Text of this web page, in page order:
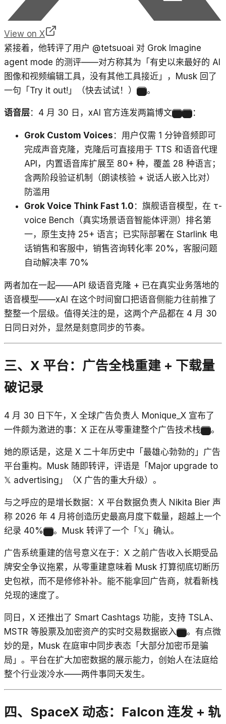
View on X
紧接着，他转评了用户 @tetsuoai 对 Grok Imagine
agent mode 的测评——对方称其为「有史以来最好的 AI
图像和视频编辑工具，没有其他工具接近」，Musk 回了
一句「Try it out!」（快去试试！）
。
语音层：4 月 30 日，xAI 官方连发两篇博文 ：
Grok Custom Voices ：用户仅需 1 分钟音频即可
完成声音克隆，克隆后可直接用于 TTS 和语音代理
API，内置语音库扩展至 80+ 种，覆盖 28 种语言；
含两阶段验证机制（朗读核验 + 说话人嵌入比对）
防滥用
Grok Voice Think Fast 1.0 ：旗舰语音模型，在 τ-
voice Bench（真实场景语音智能体评测）排名第
一，原生支持 25+ 语言；已实际部署在 Starlink 电
话销售和客服中，销售咨询转化率 20%，客服问题
自动解决率 70%
两者加在一起——API 级语音克隆 + 已在真实业务落地的
语音模型——xAI 在这个时间窗口把语音侧能力往前推了
整整一个层级。值得关注的是，这两个产品都在 4 月 30
日同日对外，显然是刻意同步的节奏。
三、X 平台：广告全栈重建 + 下载量
破记录
4 月 30 日下午，X 全球广告负责人 Monique_X 宣布了
一件颇为激进的事：X 正在从零重建整个广告技术栈
。
她的原话是，这是 X 二十年历史中「最雄心勃勃的」广告
平台重构。Musk 随即转评，评语是「Major upgrade to
𝕏 advertising」（X 广告的重大升级）。
与之呼应的是增长数据：X 平台数据负责人 Nikita Bier 声
称 2026 年 4 月将创造历史最高月度下载量，超越上一个
纪录 40%
。Musk 转评了一个「𝕏」确认。
广告系统重建的信号意义在于：X 之前广告收入长期受品
牌安全争议拖累，从零重建意味着 Musk 打算彻底切断历
史包袱，而不是修修补补。能不能拿回广告商，就看新栈
兑现的速度了。
同日，X 还推出了 Smart Cashtags 功能，支持 TSLA、
MSTR 等股票及加密资产的实时交易数据嵌入
。有点微
妙的是，Musk 在庭审中同步表态「大部分加密币是骗
局」。平台在扩大加密数据的展示能力，创始人在法庭给
整个行业泼冷水——两件事同天发生。
四、SpaceX 动态：Falcon 连发 + 轨